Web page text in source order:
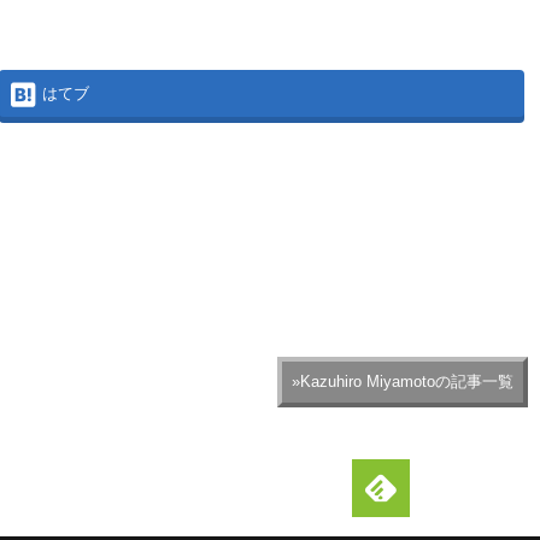
はてブ
»Kazuhiro Miyamotoの記事一覧